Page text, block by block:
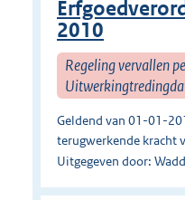
2010
Regeling vervallen
Geldend van 01-01-
terugwerkende kracht
Uitgegeven door: